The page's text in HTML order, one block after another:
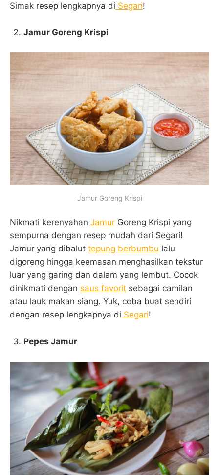
Simak resep lengkapnya di Segari!
Jamur Goreng Krispi
Jamur Goreng Krispi
Nikmati kerenyahan Jamur Goreng Krispi yang
sempurna dengan resep mudah dari Segari!
Jamur yang dibalut tepung berbumbu lalu
digoreng hingga keemasan menghasilkan tekstur
luar yang garing dan dalam yang lembut. Cocok
dinikmati dengan saus favorit sebagai camilan
atau lauk makan siang. Yuk, coba buat sendiri
dengan resep lengkapnya di Segari!
Pepes Jamur